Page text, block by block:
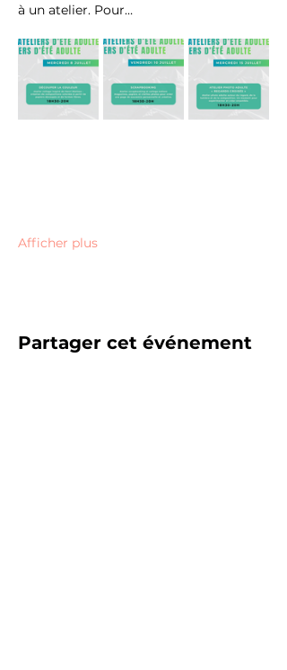
à un atelier. Pour…
Afficher plus
Partager cet événement